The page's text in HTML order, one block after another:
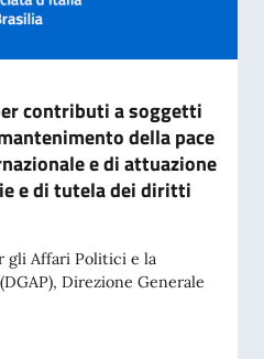
contributi a soggetti
della pace
e di attuazione
e di tutela dei diritti
gli Affari Politici e la
Direzione Generale